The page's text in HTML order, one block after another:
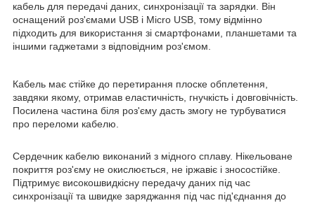
кабель для передачі даних, синхронізації та зарядки. Він
оснащений роз'ємами USB і Micro USB, тому відмінно
підходить для використання зі смартфонами, планшетами та
іншими гаджетами з відповідним роз'ємом.
Кабель має стійке до перетирання плоске обплетення,
завдяки якому, отримав еластичність, гнучкість і довговічність.
Посилена частина біля роз'єму дасть змогу не турбуватися
про переломи кабелю.
Сердечник кабелю виконаний з мідного сплаву. Нікельоване
покриття роз'єму не окислюється, не іржавіє і зносостійке.
Підтримує високошвидкісну передачу даних під час
синхронізації та швидке заряджання під час під'єднання до